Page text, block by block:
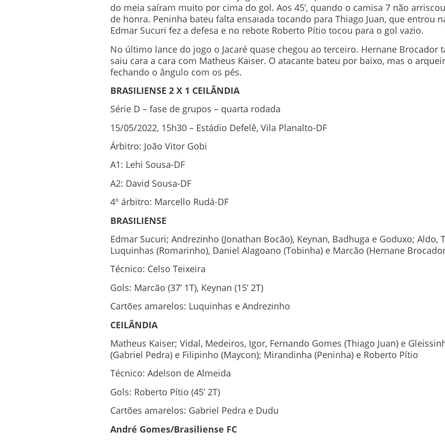
do meia saíram muito por cima do gol. Aos 45’, quando o camisa 7 não
de honra. Peninha bateu falta ensaiada tocando para Thiago Juan, que entrou
Edmar Sucuri fez a defesa e no rebote Roberto Pítio tocou para o gol vazio.
No último lance do jogo o Jacaré quase chegou ao terceiro. Hernane Brocador
saiu cara a cara com Matheus Kaiser. O atacante bateu por baixo, mas o
fechando o ângulo com os pés.
BRASILIENSE 2 X 1 CEILÂNDIA
Série D – fase de grupos – quarta rodada
15/05/2022, 15h30 – Estádio Defelê, Vila Planalto-DF
Árbitro: João Vitor Gobi
A1: Lehi Sousa-DF
A2: David Sousa-DF
4º árbitro: Marcello Rudá-DF
BRASILIENSE
Edmar Sucuri; Andrezinho (Jonathan Bocão), Keynan, Badhuga e Goduxo; Aldo,
Luquinhas (Romarinho), Daniel Alagoano (Tobinha) e Marcão (Hernane
Técnico: Celso Teixeira
Gols: Marcão (37’ 1T), Keynan (15’ 2T)
Cartões amarelos: Luquinhas e Andrezinho
CEILÂNDIA
Matheus Kaiser; Vidal, Medeiros, Igor, Fernando Gomes (Thiago Juan) e
(Gabriel Pedra) e Filipinho (Maycon); Mirandinha (Peninha) e Roberto Pítio
Técnico: Adelson de Almeida
Gols: Roberto Pítio (45’ 2T)
Cartões amarelos: Gabriel Pedra e Dudu
André Gomes/Brasiliense FC